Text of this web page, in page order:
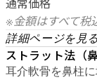
通常価格
※金額はすべて税
詳細ページを見
ストラット法（
耳介軟骨を鼻柱